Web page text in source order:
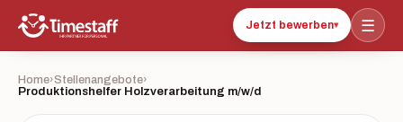
Jetzt bewerben▾ ☰
Home›Stellenangebote›
Produktionshelfer Holzverarbeitung m/w/d